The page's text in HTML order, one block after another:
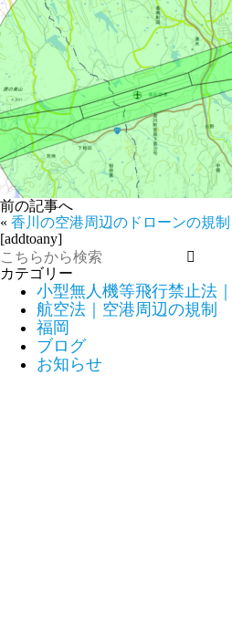
前の記事へ
« 香川の空港周辺のドローンの規
[addtoany]
カテゴリー
小型無人機等飛行禁止法
航空法｜空港周辺の規制
福岡
ブログ
お知らせ